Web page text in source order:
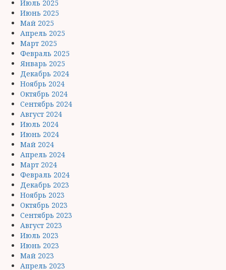
Июль 2025
Июнь 2025
Май 2025
Апрель 2025
Март 2025
Февраль 2025
Январь 2025
Декабрь 2024
Ноябрь 2024
Октябрь 2024
Сентябрь 2024
Август 2024
Июль 2024
Июнь 2024
Май 2024
Апрель 2024
Март 2024
Февраль 2024
Декабрь 2023
Ноябрь 2023
Октябрь 2023
Сентябрь 2023
Август 2023
Июль 2023
Июнь 2023
Май 2023
Апрель 2023